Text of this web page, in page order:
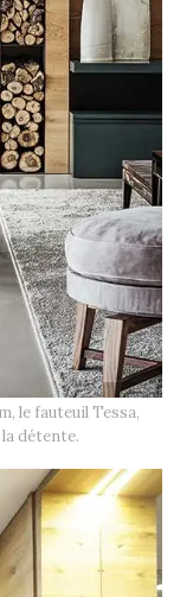
le fauteuil Tessa,
détente.